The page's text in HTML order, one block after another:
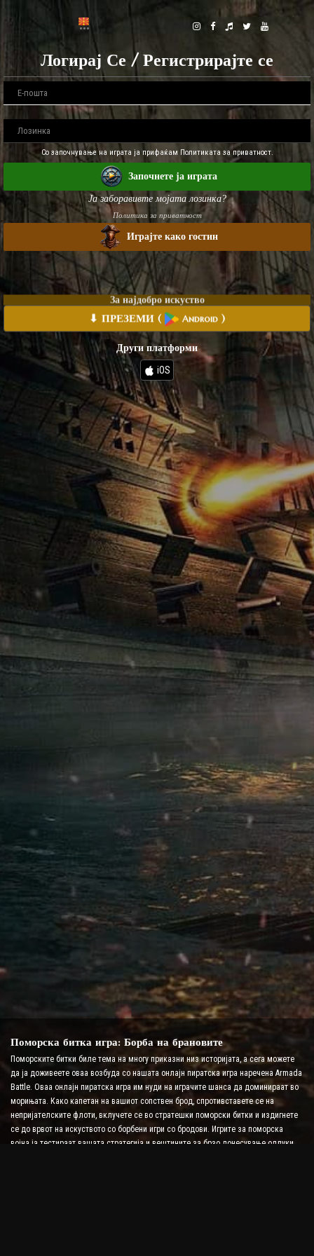
Логирај Се / Регистрирајте се
Со започнување на играта ја прифаќам Политиката за приватност.
Започнете ја играта
Ја заборавивте мојата лозинка?
Политика за приватност
Играјте како гостин
За најдобро искуство
⬇ ПРЕЗЕМИ ( Android )
Други платформи
iOS
Поморска битка игра: Борба на брановите
Поморските битки биле тема на многу приказни низ историјата, а сега можете
да ја доживеете оваа возбуда со нашата онлајн пиратска игра наречена Armada
Battle. Оваа онлајн пиратска игра им нуди на играчите шанса да доминираат во
морињата. Како капетан на вашиот сопствен брод, спротивставете се на
непријателските флоти, вклучете се во стратешки поморски битки и издигнете
се до врвот на искуството со борбени игри со бродови. Игрите за поморска
војна ја тестираат вашата стратегија и вештините за брзо донесување одлуки